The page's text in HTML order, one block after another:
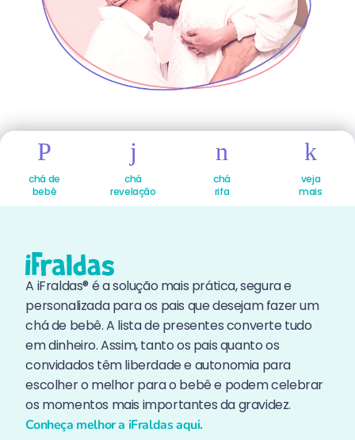
chá de
bebê
chá
revelação
chá
rifa
veja
mais
A iFraldas® é a solução mais prática, segura e
personalizada para os pais que desejam fazer um
chá de bebê. A lista de presentes converte tudo
em dinheiro. Assim, tanto os pais quanto os
convidados têm liberdade e autonomia para
escolher o melhor para o bebê e podem celebrar
os momentos mais importantes da gravidez.
Conheça melhor a iFraldas aqui.